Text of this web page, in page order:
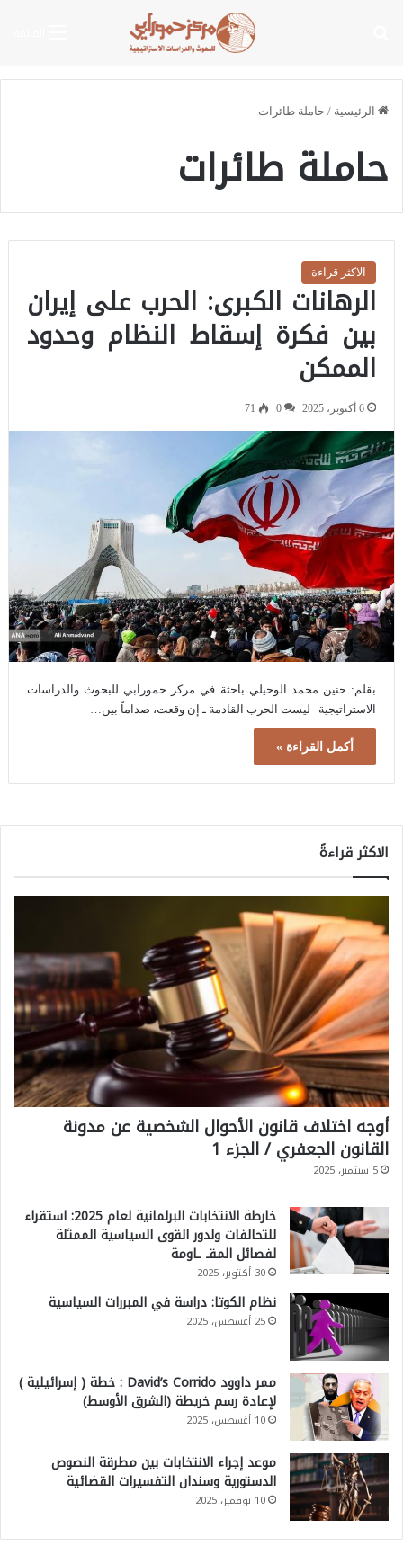
الرئيسية / حاملة طائرات
حاملة طائرات
الاكثر قراءة
الرهانات الكبرى: الحرب على إيران
بين فكرة إسقاط النظام وحدود
الممكن
6 أكتوبر، 2025 0
71
بقلم: حنين محمد الوحيلي باحثة في مركز حمورابي للبحوث والدراسات
الاستراتيجية ليست الحرب القادمة ـ إن وقعت، صداماً بين…
أكمل القراءة »
الاكثر قراءةً
أوجه اختلاف قانون الأحوال الشخصية عن مدونة
القانون الجعفري / الجزء 1
5 سبتمبر، 2025
خارطة الانتخابات البرلمانية لعام 2025: استقراء
للتحالفات ولدور القوى السياسية الممثلة
لفصائل المقـ ـاومة
30 أكتوبر، 2025
نظام الكوتا: دراسة في المبررات السياسية
25 أغسطس، 2025
ممر داوود David’s Corrido : خطة ( إسرائيلية )
لإعادة رسم خريطة (الشرق الأوسط)
10 أغسطس، 2025
موعد إجراء الانتخابات بين مطرقة النصوص
الدستورية وسندان التفسيرات القضائية
10 نوفمبر، 2025